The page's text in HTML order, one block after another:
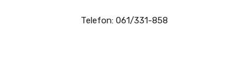
Telefon: 061/331-858